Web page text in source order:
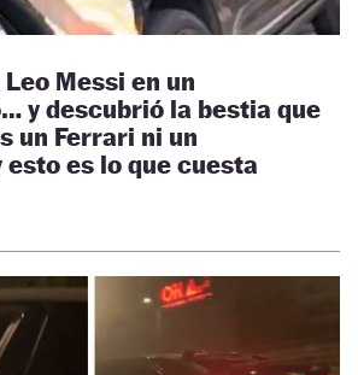
Messi en un
y descubrió la bestia que
un Ferrari ni un
esto es lo que cuesta